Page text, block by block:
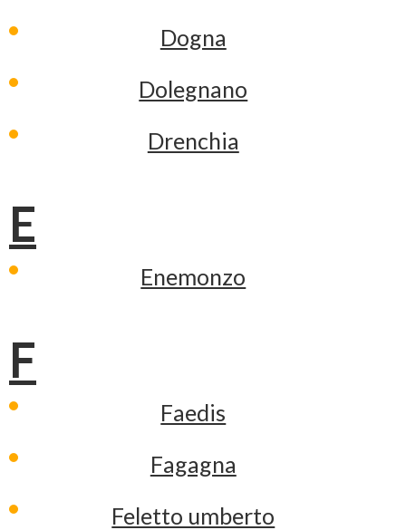
Dogna
Dolegnano
Drenchia
E
Enemonzo
F
Faedis
Fagagna
Feletto umberto